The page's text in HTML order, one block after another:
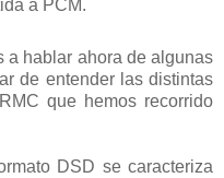
a PCM.
a hablar ahora de algunas
de entender las distintas
que hemos recorrido
DSD se caracteriza